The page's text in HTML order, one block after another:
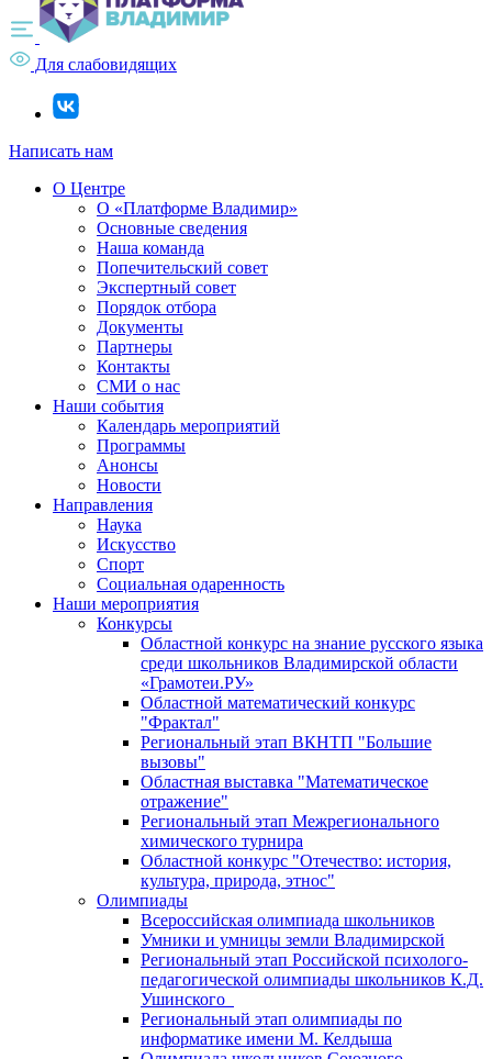
Для слабовидящих
Написать нам
О Центре
О «Платформе Владимир»
Основные сведения
Наша команда
Попечительский совет
Экспертный совет
Порядок отбора
Документы
Партнеры
Контакты
СМИ о нас
Наши события
Календарь мероприятий
Программы
Анонсы
Новости
Направления
Наука
Искусство
Спорт
Социальная одаренность
Наши мероприятия
Конкурсы
Областной конкурс на знание русского языка
среди школьников Владимирской области
«Грамотеи.РУ»
Областной математический конкурс
"Фрактал"
Региональный этап ВКНТП "Большие
вызовы"
Областная выставка "Математическое
отражение"
Региональный этап Межрегионального
химического турнира
Областной конкурс "Отечество: история,
культура, природа, этнос"
Олимпиады
Всероссийская олимпиада школьников
Умники и умницы земли Владимирской
Региональный этап Российской психолого-
педагогической олимпиады школьников К.Д.
Ушинского
Региональный этап олимпиады по
информатике имени М. Келдыша